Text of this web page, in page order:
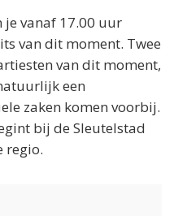
vanaf 17.00 uur
van dit moment. Twee
van dit moment,
een
zaken komen voorbij.
bij de Sleutelstad
regio.